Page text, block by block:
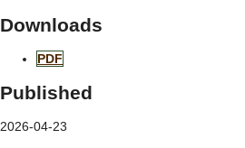
Downloads
PDF
Published
2026-04-23